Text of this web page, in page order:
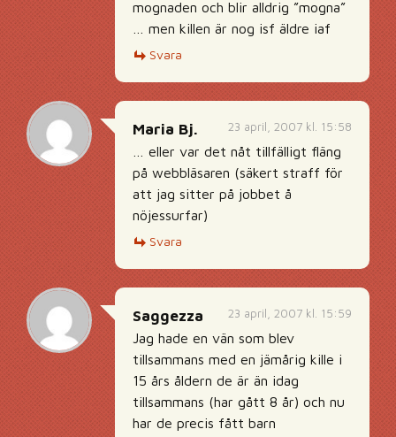
mognaden och blir alldrig ”mogna”
… men killen är nog isf äldre iaf
Svara
23 april, 2007 kl. 15:58
Maria Bj.
… eller var det nåt tillfälligt fläng
på webbläsaren (säkert straff för
att jag sitter på jobbet å
nöjessurfar)
Svara
23 april, 2007 kl. 15:59
Saggezza
Jag hade en vän som blev
tillsammans med en jämårig kille i
15 års åldern de är än idag
tillsammans (har gått 8 år) och nu
har de precis fått barn